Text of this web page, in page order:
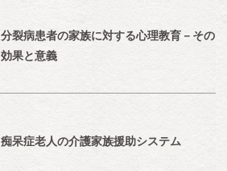
分裂病患者の家族に対する心理教育－その
効果と意義
痴呆症老人の介護家族援助システム